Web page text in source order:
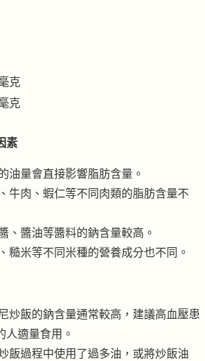
克
克
素
油量會直接影響脂肪含量。
牛肉、蝦仁等不同肉類的脂肪含量不
、醬油等醬料的鈉含量較高。
糙米等不同米種的營養成分也不同。
炒飯的鈉含量通常較高，建議高血壓患
人適量食用。
飯過程中使用了過多油，或將炒飯油